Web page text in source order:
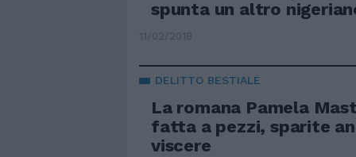
spunta un altro
11/02/2018
DELITTO BESTIALE
La romana Pamela
fatta a pezzi, sparite
viscere